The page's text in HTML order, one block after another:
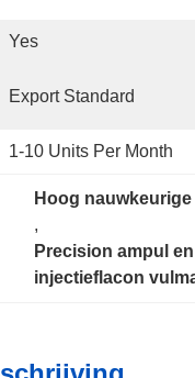
Yes
Export Standard
1-10 Units Per Month
Hoog
,
Precision ampul en
injectieflacon